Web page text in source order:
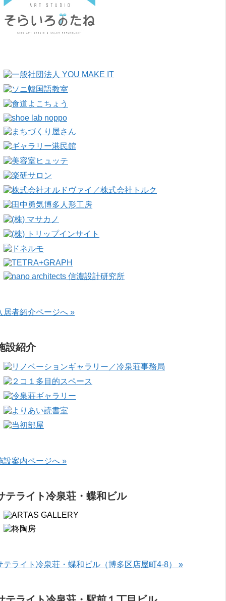
居者紹介ページへ »
設紹介
設案内ページへ »
テライト冷泉荘・蝶和ビル
テライト冷泉荘・蝶和ビル（博多区店屋町4-8） »